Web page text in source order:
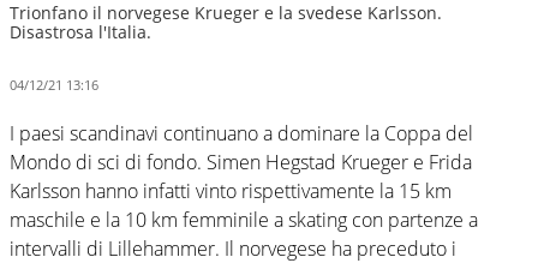
Trionfano il norvegese Krueger e la svedese Karlsson.
Disastrosa l'Italia.
04/12/21 13:16
I paesi scandinavi continuano a dominare la Coppa del
Mondo di sci di fondo. Simen Hegstad Krueger e Frida
Karlsson hanno infatti vinto rispettivamente la 15 km
maschile e la 10 km femminile a skating con partenze a
intervalli di Lillehammer. Il norvegese ha preceduto i